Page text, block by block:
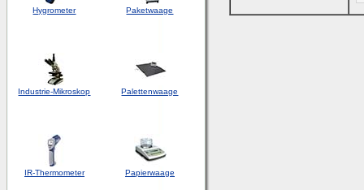
Hygrometer Paketwaage
Industrie-Mikroskop Palettenwaage
IR-Thermometer Papierwaage